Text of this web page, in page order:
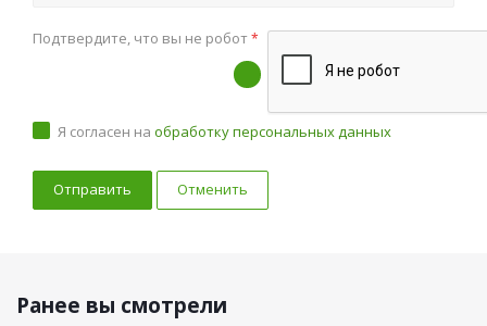
Подтвердите, что вы не робот*
Я согласен на обработку персональных данных
Отменить
Ранее вы смотрели